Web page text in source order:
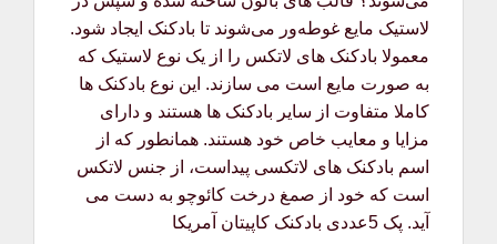
لاستیک مایع غوطه‌ور می‌شوند تا بادکنک ایجاد شود.
معمولا بادکنک های لاتکس را از یک نوع لاستیک که
به صورت مایع است می سازند. این نوع بادکنک ها
کاملا متفاوت از سایر بادکنک ها هستند و دارای
مزایا و معایب خاص خود هستند. همانطور که از
اسم بادکنک های لاتکسی پیداست، از جنس لاتکس
است که خود از صمغ درخت کائوچو به دست می
آید. پک 5عددی بادکنک کاپیتان آمریکا